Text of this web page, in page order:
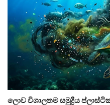
ලොව විශාලතම සමුද්‍රීය